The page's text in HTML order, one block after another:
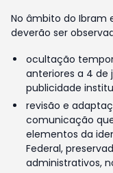
No âmbito do Ibram
deverão ser
ocultação
anteriores a 4 de
publicidade
revisão e
comunicação
elementos da
Federal,
administrativos,